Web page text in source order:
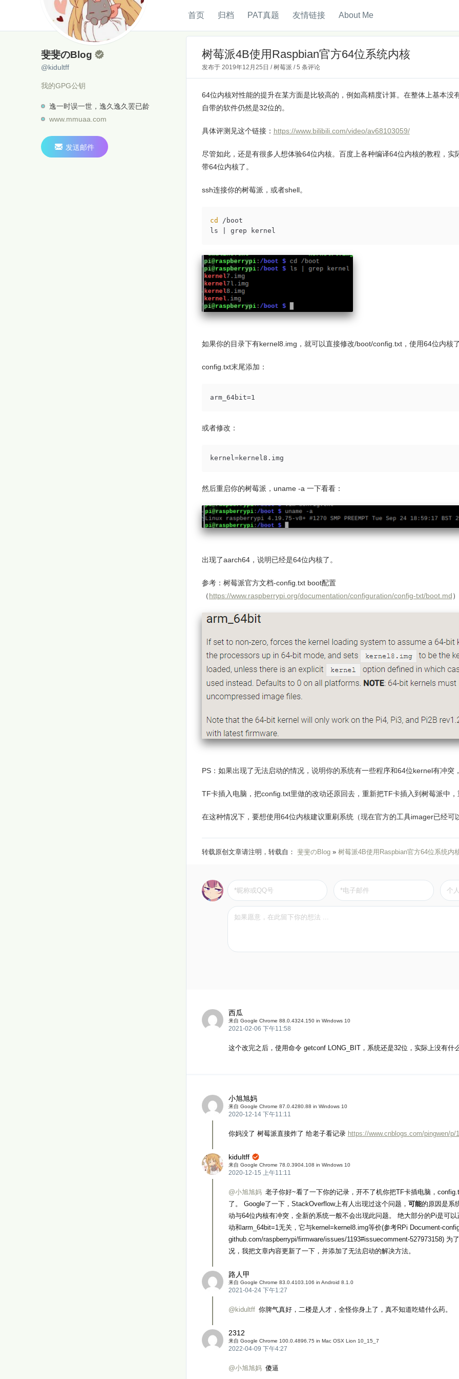
斐斐のBlog
@kidultff
首页 归档 PAT真题 友情链接 About Me
斐斐のBlog 
@kidultff
我的GPG公钥
逸一时误一世，逸久逸久罢已龄
www.mmuaa.com
 发送邮件
树莓派4B使用Raspbian官方64位系统内核
发布于 2019年12月25日 /树莓派 /5 条评论
64位内核对性能的提升在某方面是比较高的，例如高精度计算。在整体上基本没
自带的软件仍然是32位的。
具体评测见这个链接： https://www.bilibili.com/video/av68103059/
尽管如此，还是有很多人想体验64位内核。百度上各种编译64位内核的教程，实
带64位内核了。
ssh连接你的树莓派，或者shell。
cd
/boot
ls | grep kernel
如果你的目录下有kernel8.img，就可以直接修改/boot/config.txt，使用64位内核
config.txt末尾添加：
arm_64bit=1
或者修改：
kernel=kernel8.img
然后重启你的树莓派，uname -a 一下看看：
出现了aarch64，说明已经是64位内核了。
参考：树莓派官方文档-config.txt boot配置
（https://www.raspberrypi.org/documentation/configuration/config-txt/boot.md）
PS：如果出现了无法启动的情况，说明你的系统有一些程序和64位kernel有冲突
TF卡插入电脑，把config.txt里做的改动还原回去，重新把TF卡插入到树莓派中
在这种情况下，要想使用64位内核建议重刷系统（现在官方的工具imager已经可
转载原创文章请注明，转载自： 斐斐のBlog» 树莓派4B使用Raspbian官方64位系统内
西瓜
来自 Google Chrome 88.0.4324.150 in Windows 10
2021-02-06 下午11:58
这个改完之后，使用命令 getconf LONG_BIT，系统还是32位，实际上没有什
小旭旭妈
来自 Google Chrome 87.0.4280.88 in Windows 10
2020-12-14 下午11:11
你妈没了 树莓派直接炸了 给老子看记录 https://www.cnblogs.com/pingwen/p/
kidultff 
来自 Google Chrome 78.0.3904.108 in Windows 10
2020-12-15 上午11:11
@小旭旭妈 老子你好~看了一下你的记录，开不了机你把TF卡插电脑，
了。 Google了一下，StackOverflow上有人出现过这个问题， 可能的原因是系
动与64位内核有冲突，全新的系统一般不会出现此问题。 绝大部分的Pi是可
动和arm_64bit=1无关，它与kernel=kernel8.img等价(参考RPi Document-
github.com/raspberrypi/firmware/issues/1193#issuecomment-527973158) 为
况，我把文章内容更新了一下，并添加了无法启动的解决方法。
路人甲
来自 Google Chrome 83.0.4103.106 in Android 8.1.0
2021-04-24 下午1:27
@kidultff 你脾气真好，二楼是人才，全怪你身上了，真不知道吃错什么药。
2312
来自 Google Chrome 100.0.4896.75 in Mac OSX Lion 10_15_7
2022-04-09 下午4:27
@小旭旭妈 傻逼